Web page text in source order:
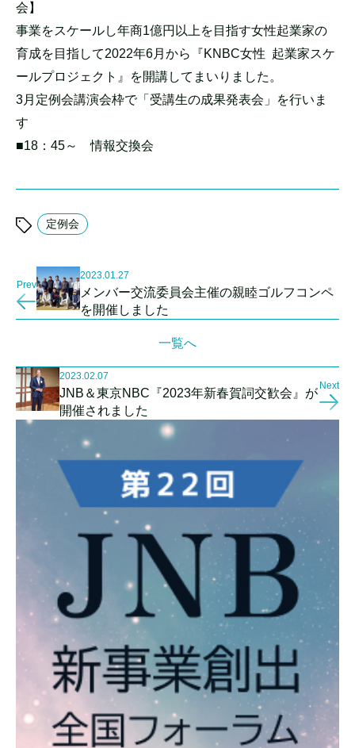
会】
事業をスケールし年商1億円以上を目指す女性起業家の
育成を目指して2022年6月から『KNBC女性 起業家スケ
ールプロジェクト』を開講してまいりました。
3月定例会講演会枠で「受講生の成果発表会」を行いま
す
■18：45～ 情報交換会
定例会
Prev
2023.01.27
メンバー交流委員会主催の親睦ゴルフコンペ
を開催しました
一覧へ
2023.02.07
JNB＆東京NBC『2023年新春賀詞交歓会』が
開催されました
Next